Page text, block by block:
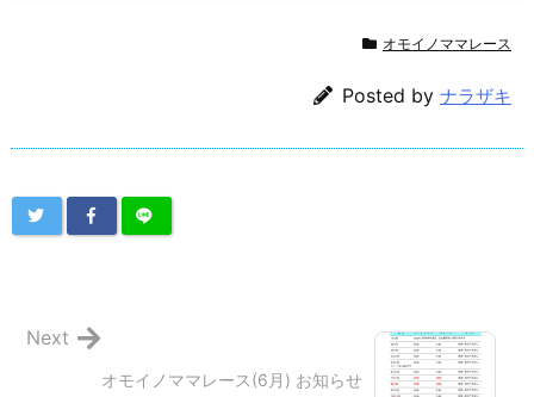
オモイノママレース
Posted by ナラザキ
オモイノママレース(6月) お知らせ
Next